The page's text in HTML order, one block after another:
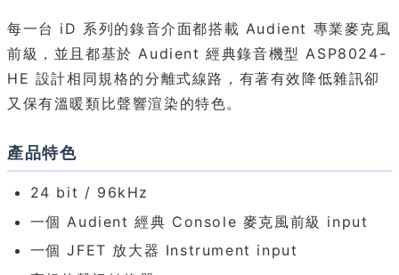
每一台 iD 系列的錄音介面都搭載 Audient 專業麥克風
前級，並且都基於 Audient 經典錄音機型 ASP8024-
HE 設計相同規格的分離式線路，有著有效降低雜訊卻
又保有溫暖類比聲響渲染的特色。
產品特色
24 bit / 96kHz
一個 Audient 經典 Console 麥克風前級 input
一個 JFET 放大器 Instrument input